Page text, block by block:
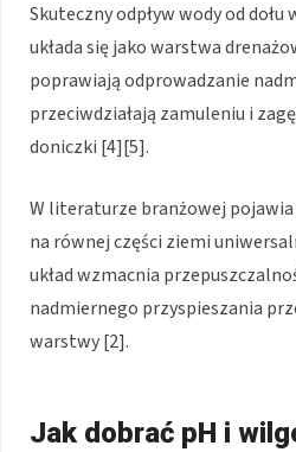
Skuteczny odpływ wody od
układa się jako warstwa
poprawiają odprowadzanie
przeciwdziałają zamuleniu i
doniczki [4][5].
W literaturze branżowej
na równej części ziemi
układ wzmacnia
nadmiernego przyspieszania
warstwy [2].
Jak dobrać pH i